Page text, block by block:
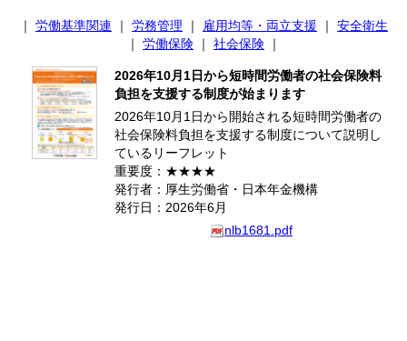
｜ 労働基準関連 ｜ 労務管理 ｜ 雇用均等・両立支援 ｜ 安全衛生
｜ 労働保険 ｜ 社会保険 ｜
2026年10月1日から短時間労働者の社会保険料
負担を支援する制度が始まります
2026年10月1日から開始される短時間労働者の
社会保険料負担を支援する制度について説明し
ているリーフレット
重要度：★★★★
発行者：厚生労働省・日本年金機構
発行日：2026年6月
nlb1681.pdf